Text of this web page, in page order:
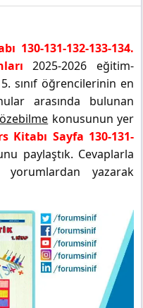
130-131-132-133-134.
2025-2026 eğitim-
sınıf öğrencilerinin en
arasında bulunan
konusunun yer
Kitabı Sayfa 130-131-
paylaştık. Cevaplarla
yazarak